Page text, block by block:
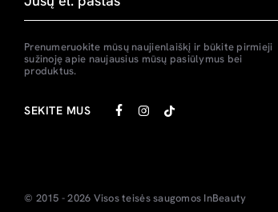
Prenumeruokite mūsų naujienlaiškį ir būkite pirmieji
sužinoję apie naujausius mūsų pasiūlymus bei
produktus.
SEKITE MUS
© 2015 - 2026 Visos teisės saugomos InBeauty